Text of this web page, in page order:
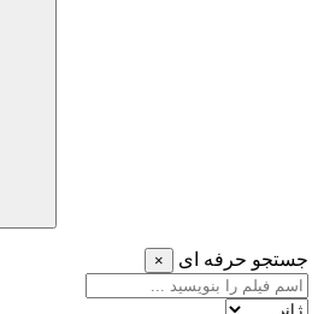
جستجو حرفه ای ×